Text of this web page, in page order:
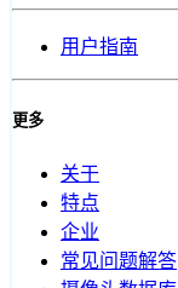
用户指南
更多
关于
特点
企业
常见问题解答